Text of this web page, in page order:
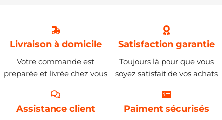
Livraison à domicile
Votre commande est
preparée et livrée chez vous
Satisfaction garantie
Toujours là pour que vous
soyez satisfait de vos achats
Assistance client Paiment sécurisés